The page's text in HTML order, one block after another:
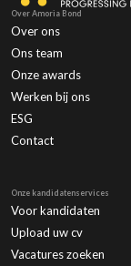
Over Amoria Bond
Over ons
Ons team
Onze awards
Werken bij ons
ESG
Contact
Onze kandidatenservices
Voor kandidaten
Upload uw cv
Vacatures zoeken